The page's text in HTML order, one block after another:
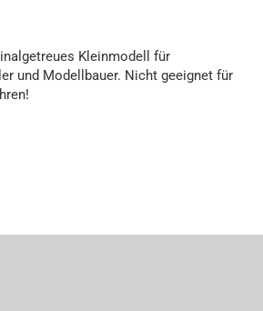
Kleinmodell für
und Modellbauer. Nicht geeignet für